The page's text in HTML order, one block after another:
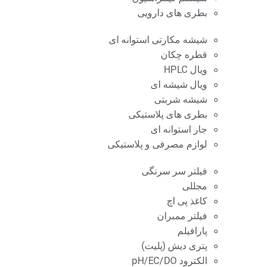
بطری های دارویی
شیشه مکارتی استوانه ای
قطره چکان
ویال HPLC
ویال شیشه ای
شیشه شربتی
بطری های پلاستیکی
جار استوانه ای
لوازم مصرفی و پلاستیکی
فیلتر سر سرنگی
مجللی
کاغذ پی اچ
فیلتر ممبران
پارافیلم
پتری دیش (پلیت)
الکترود pH/EC/DO